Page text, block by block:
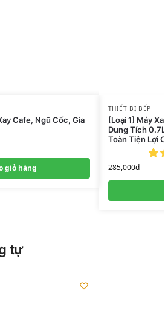
Cafe, Ngũ Cốc, Gia
giỏ hàng
THIẾT BỊ BẾP
[Loại 1] Máy
Dung Tích
Toàn Tiện Lợi
285,000₫
tự